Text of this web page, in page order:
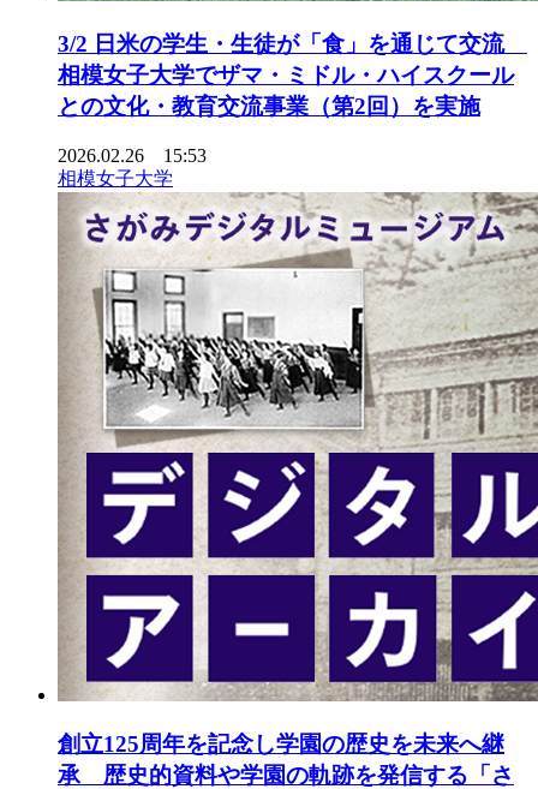
3/2 日米の学生・生徒が「食」を通じて交流
相模女子大学でザマ・ミドル・ハイスクール
との文化・教育交流事業（第2回）を実施
2026.02.26 15:53
相模女子大学
創立125周年を記念し学園の歴史を未来へ継
承 歴史的資料や学園の軌跡を発信する「さ